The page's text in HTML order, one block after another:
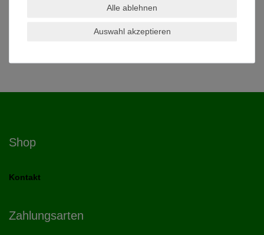
Schrauben und Muttern
Shop
Kontakt
Zahlungsarten
Alle ablehnen
Auswahl akzeptieren